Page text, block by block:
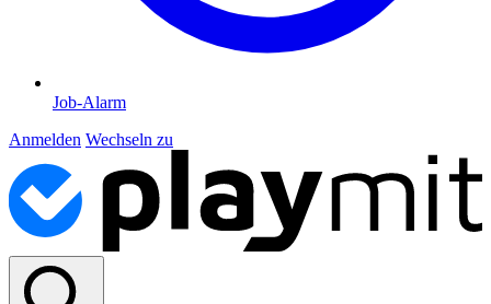
Job-Alarm
Anmelden Wechseln zu